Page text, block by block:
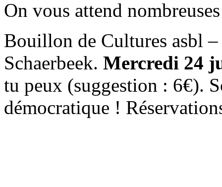
On vous attend
Bouillon de Cultures asbl
Schaerbeek. Mercredi 24
tu peux (suggestion : 6€).
démocratique !